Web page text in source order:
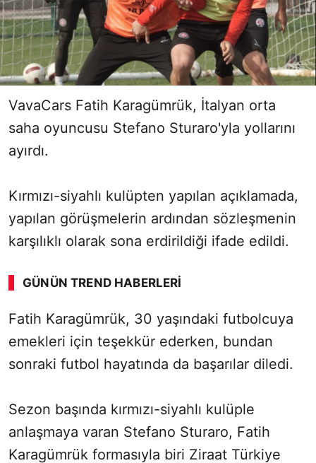
VavaCars Fatih Karagümrük, İtalyan orta
saha oyuncusu Stefano Sturaro'yla yollarını
ayırdı.
Kırmızı-siyahlı kulüpten yapılan açıklamada,
yapılan görüşmelerin ardından sözleşmenin
karşılıklı olarak sona erdirildiği ifade edildi.
GÜNÜN TREND HABERLERI
Fatih Karagümrük, 30 yaşındaki futbolcuya
emekleri için teşekkür ederken, bundan
sonraki futbol hayatında da başarılar diledi.
Sezon başında kırmızı-siyahlı kulüple
anlaşmaya varan Stefano Sturaro, Fatih
Karagümrük formasıyla biri Ziraat Türkiye